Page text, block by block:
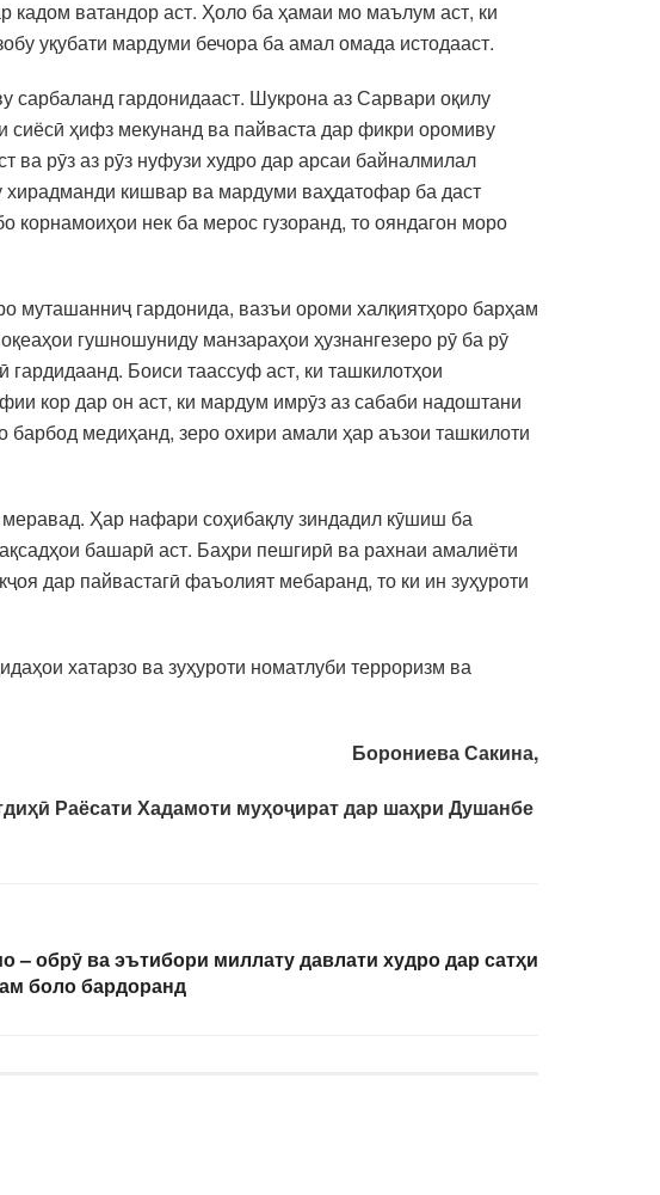
кадом ватандор аст. Ҳоло ба ҳамаи мо маълум аст, ки
уқубати мардуми бечора ба амал омада истодааст.
сарбаланд гардонидааст. Шукрона аз Сарвари оқилу
сиёсӣ ҳифз мекунанд ва пайваста дар фикри оромиву
ва рӯз аз рӯз нуфузи худро дар арсаи байналмилал
кишвар ва мардуми ваҳдатофар ба даст
нек ба мерос гузоранд, то ояндагон моро
муташанниҷ гардонида, вазъи ороми халқиятҳоро барҳам
гушношуниду манзараҳои ҳузнангезеро рӯ ба рӯ
Боиси таассуф аст, ки ташкилотҳои
кор дар он аст, ки мардум имрӯз аз сабаби надоштани
медиҳанд, зеро охири амали ҳар аъзои ташкилоти
Ҳар нафари соҳибақлу зиндадил кӯшиш ба
башарӣ аст. Баҳри пешгирӣ ва рахнаи амалиёти
дар пайвастагӣ фаъолият мебаранд, то ки ин зуҳуроти
хатарзо ва зуҳуроти номатлуби терроризм ва
Борониева Сакина,
Раёсати Хадамоти муҳоҷират дар шаҳри Душанбе
– обрӯ ва эътибори миллату давлати худро дар сатҳи
боло бардоранд